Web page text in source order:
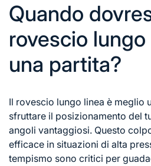
Quando
rovescio lungo
una partita?
Il rovescio lungo linea è meglio
sfruttare il posizionamento del
angoli vantaggiosi. Questo
efficace in situazioni di alta
tempismo sono critici per